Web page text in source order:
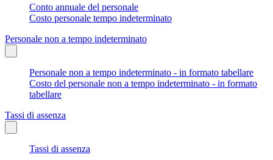
Conto annuale del personale
Costo personale tempo indeterminato
Personale non a tempo indeterminato
Personale non a tempo indeterminato - in formato tabellare
Costo del personale non a tempo indeterminato - in formato
tabellare
Tassi di assenza
Tassi di assenza